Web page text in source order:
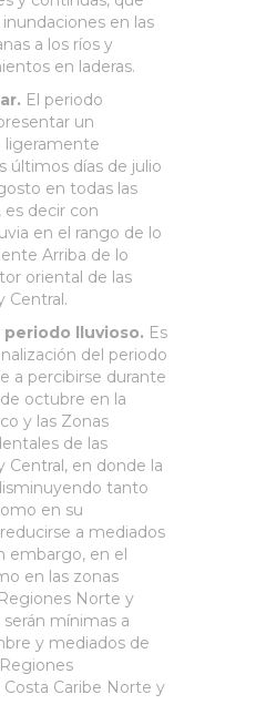
en las
a los ríos y
en laderas.
El periodo
un
últimos días de julio
en todas las
es decir con
en el rango de lo
Arriba de lo
oriental de las
Central.
lluvioso. Es
del periodo
a percibirse durante
octubre en la
y las Zonas
de las
Central, en donde la
tanto
en su
a mediados
embargo, en el
en las zonas
Norte y
serán mínimas a
y mediados de
Caribe Norte y